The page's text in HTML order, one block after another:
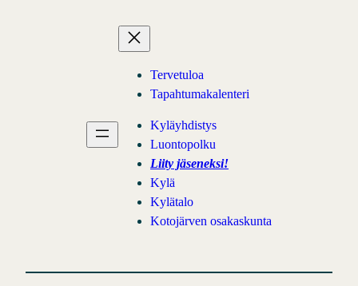
Tervetuloa
Tapahtumakalenteri
Kyläyhdistys
Luontopolku
Liity jäseneksi!
Kylä
Kylätalo
Kotojärven osakaskunta